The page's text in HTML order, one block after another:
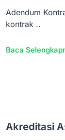
Adendum
kontrak ..
Baca
Akreditasi